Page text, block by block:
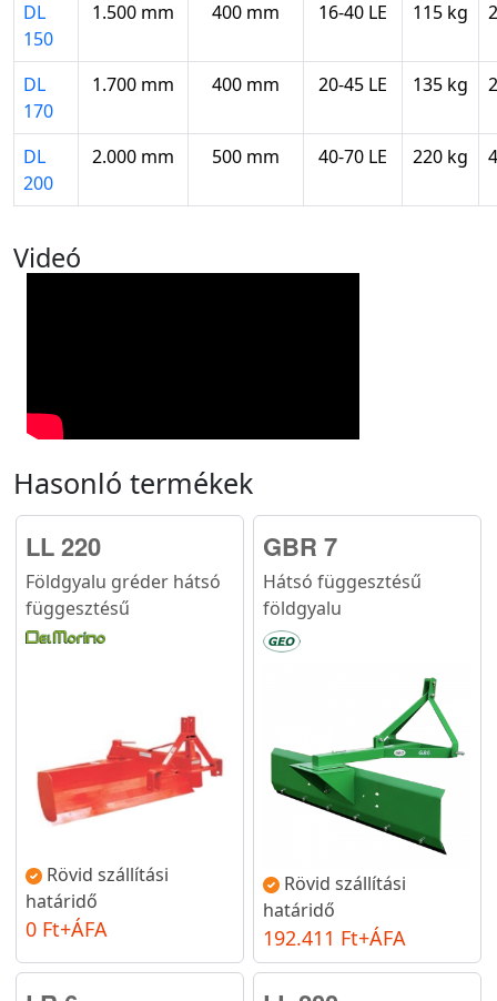
DL
150
1.500 mm 400 mm 16-40 LE 115 kg
DL
170
1.700 mm 400 mm 20-45 LE 135 kg
DL
200
2.000 mm 500 mm 40-70 LE 220 kg
Videó
Hasonló termékek
LL 220
Földgyalu gréder hátsó
függesztésű
Rövid szállítási
határidő
0 Ft+ÁFA
GBR 7
Hátsó függesztésű
földgyalu
Rövid szállítási
határidő
192.411 Ft+ÁFA